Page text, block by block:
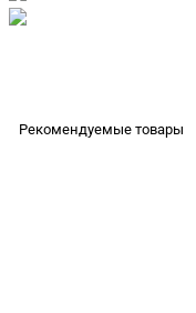
Рекомендуемые товары